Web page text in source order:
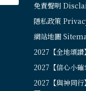
免責聲明
隱私政策
網站地圖
2027【全地頌
2027【信心小
2027【與神同